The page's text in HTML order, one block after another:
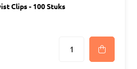
Clips - 100 Stuks